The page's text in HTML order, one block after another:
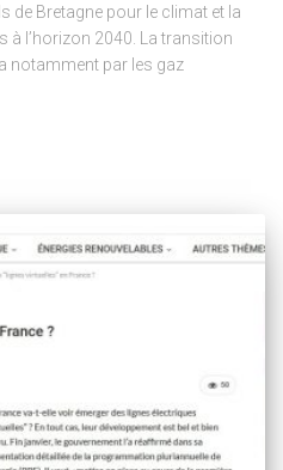
de Bretagne pour le climat et la
à l’horizon 2040. La transition
notamment par les gaz